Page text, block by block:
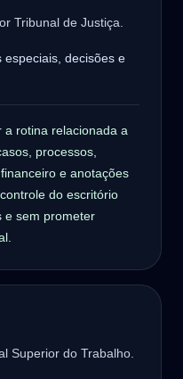
Tribunal de Justiça.
decisões e
rotina relacionada a
processos,
e anotações
do escritório
e sem prometer
Superior do Trabalho.